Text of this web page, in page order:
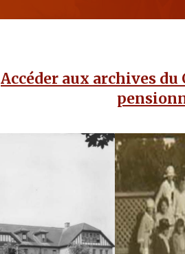
Accéder aux archives du